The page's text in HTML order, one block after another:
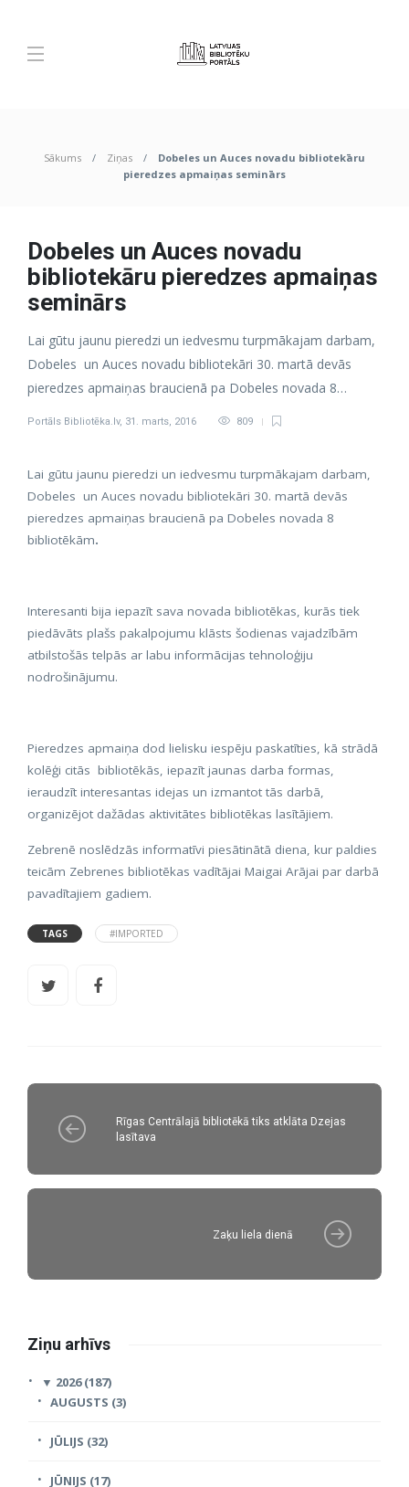
Sākums Ziņas
Dobeles un Auces novadu bibliotekāru
pieredzes apmaiņas seminārs
Dobeles un Auces novadu
bibliotekāru pieredzes apmaiņas
seminārs
Lai gūtu jaunu pieredzi un iedvesmu turpmākajam darbam,
Dobeles un Auces novadu bibliotekāri 30. martā devās
pieredzes apmaiņas braucienā pa Dobeles novada 8…
Portāls Bibliotēka.lv, 31. marts, 2016 809
Lai gūtu jaunu pieredzi un iedvesmu turpmākajam darbam,
Dobeles un Auces novadu bibliotekāri 30. martā devās
pieredzes apmaiņas braucienā pa Dobeles novada 8
bibliotēkām.
Interesanti bija iepazīt sava novada bibliotēkas, kurās tiek
piedāvāts plašs pakalpojumu klāsts šodienas vajadzībām
atbilstošās telpās ar labu informācijas tehnoloģiju
nodrošinājumu.
Pieredzes apmaiņa dod lielisku iespēju paskatīties, kā strādā
kolēģi citās bibliotēkās, iepazīt jaunas darba formas,
ieraudzīt interesantas idejas un izmantot tās darbā,
organizējot dažādas aktivitātes bibliotēkas lasītājiem.
Zebrenē noslēdzās informatīvi piesātinātā diena, kur paldies
teicām Zebrenes bibliotēkas vadītājai Maigai Arājai par darbā
pavadītajiem gadiem.
TAGS #IMPORTED
Rīgas Centrālajā bibliotēkā tiks atklāta Dzejas
lasītava
Zaķu liela dienā
Ziņu arhīvs
▼ 2026 (187)
AUGUSTS (3)
JŪLIJS (32)
JŪNIJS (17)